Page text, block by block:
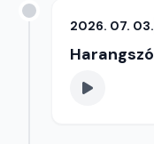
2026. 07. 03.
Harangszó